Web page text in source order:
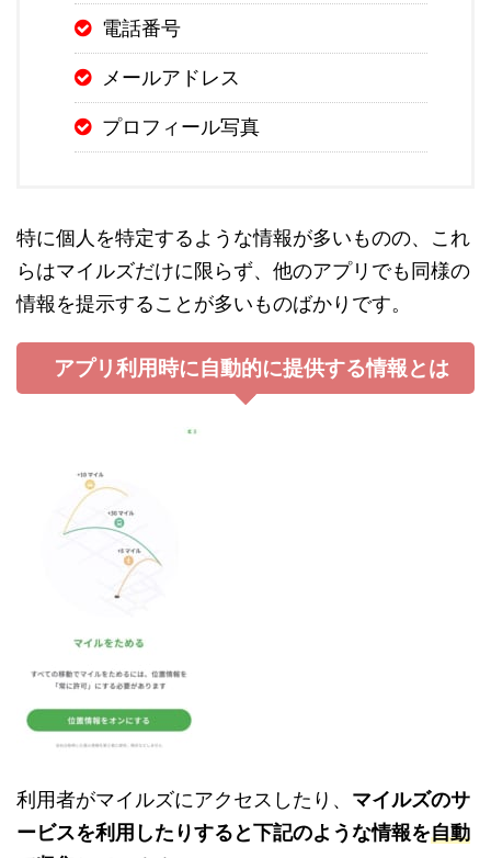
電話番号
メールアドレス
プロフィール写真
特に個人を特定するような情報が多いものの、これ
らはマイルズだけに限らず、他のアプリでも同様の
情報を提示することが多いものばかりです。
アプリ利用時に自動的に提供する情報とは
利用者がマイルズにアクセスしたり、 マイルズのサ
ービスを利用したりすると下記のような情報を自動